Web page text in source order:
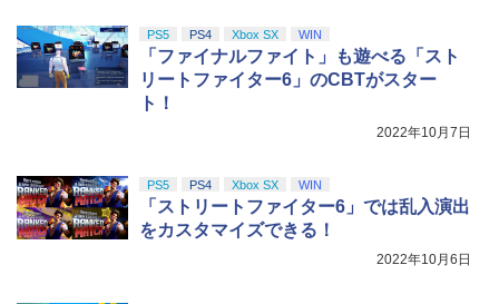
5
【Amazon.co.jp限定】劇場版モノノ怪
第三章 蛇神 (オリジナル特典:オリジナル
巾着＋メーカー特典:【坤と離】二振りの
PS5 PS4 Xbox SX WIN
「ファイナルファイト」も遊べる「スト
リートファイター6」のCBTがスター
ト！
2022年10月7日
PS5 PS4 Xbox SX WIN
「ストリートファイター6」では乱入演出
をカスタマイズできる！
2022年10月6日